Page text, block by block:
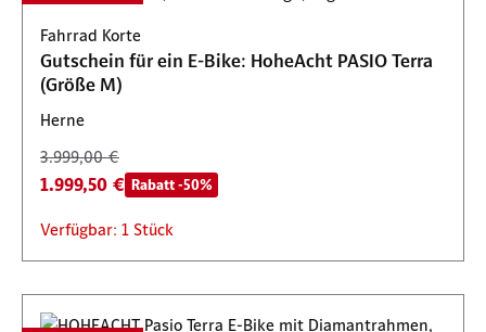
Fahrrad Korte
Gutschein für ein E-Bike: HoheAcht PASIO Terra
(Größe M)
Herne
3.999,00 €
1.999,50 € Rabatt -50%
Verfügbar: 1 Stück